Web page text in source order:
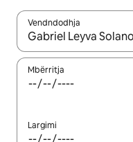
Vendndodhja
Kur rezultatet të jenë
Mbërritja
Largimi